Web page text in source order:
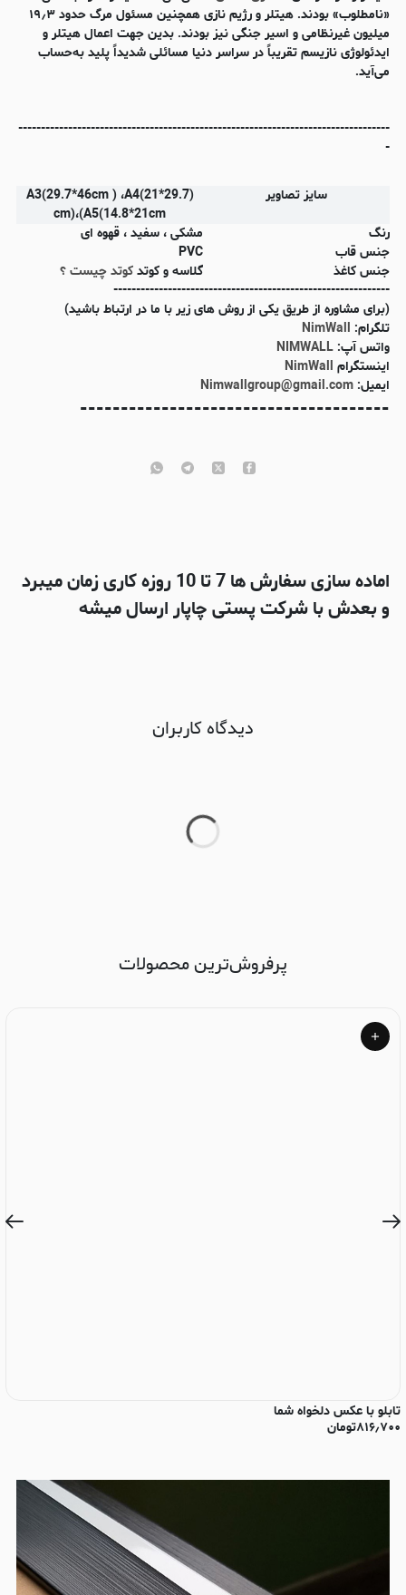
«نامطلوب» بودند. هیتلر و رژیم نازی همچنین مسئول مرگ حدود ۱۹٫۳
میلیون غیرنظامی و اسیر جنگی نیز بودند. بدین جهت اعمال هیتلر و
ایدئولوژی نازیسم تقریباً در سراسر دنیا مسائلی شدیداً پلید به‌حساب
می‌آید.
----------------------------------------------------------------------------------
-
سایز تصاویر
(A3(29.7*46cm ) ،A4(21*29.7
cm)،(A5(14.8*21cm
رنگ
مشکی ، سفید ، قهوه ای
جنس قاب
PVC
جنس کاغذ
گلاسه و کوتدکوتد چیست ؟
-------------------------------------------------------------
(برای مشاوره از طریق یکی از روش های زیر با ما در ارتباط باشید)
تلگرام: NimWall
واتس آپ: NIMWALL
اینستگرام NimWall
ایمیل: Nimwallgroup@gmail.com
--------------------------------------
اماده سازی سفارش ها 7 تا 10 روزه کاری زمان میبرد
و بعدش با شرکت پستی چاپار ارسال میشه
دیدگاه کاربران
پرفروش‌ترین محصولات
تابلو با عکس دلخواه شما
۸۱۶٫۷۰۰تومان